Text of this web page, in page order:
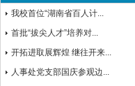
我校首位“湖南省百人计...
首批“拔尖人才”培养对...
开拓进取展辉煌 继往开来...
人事处党支部国庆参观边...